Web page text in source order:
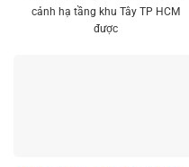
cảnh hạ tầng khu Tây TP HCM
được